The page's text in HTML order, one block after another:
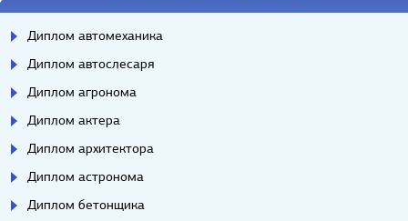
Диплом автомеханика
Диплом автослесаря
Диплом агронома
Диплом актера
Диплом архитектора
Диплом астронома
Диплом бетонщика